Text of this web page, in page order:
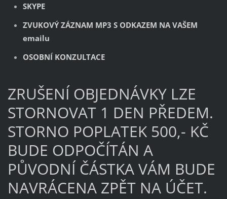
SKYPE
ZVUKOVÝ ZÁZNAM MP3 S ODKAZEM NA VAŠEM
emailu
OSOBNÍ KONZULTACE
ZRUŠENÍ OBJEDNÁVKY LZE
STORNOVAT 1 DEN PŘEDEM.
STORNO POPLATEK 500,- KČ
BUDE ODPOČÍTÁN A
PŮVODNÍ ČÁSTKA VÁM BUDE
NAVRÁCENA ZPĚT NA ÚČET.